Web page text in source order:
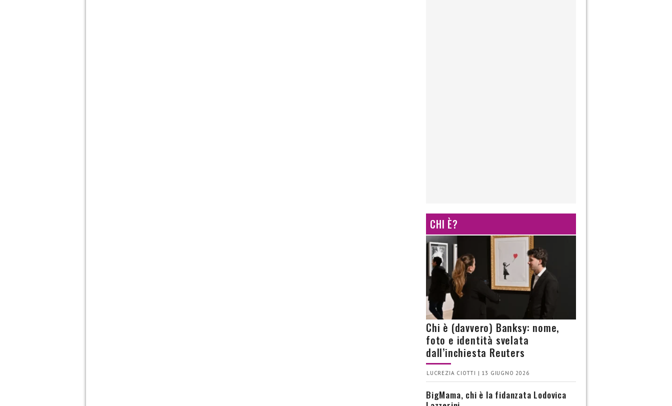
CHI È?
Chi è (davvero) Banksy: nome,
foto e identità svelata
dall’inchiesta Reuters
LUCREZIA CIOTTI | 13 GIUGNO 2026
BigMama, chi è la fidanzata Lodovica